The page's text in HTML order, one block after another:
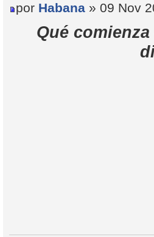
por Habana » 09 Nov
Qué